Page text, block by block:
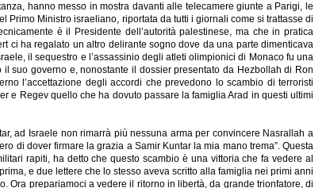
hanno messo in mostra davanti alle telecamere giunte a Parigi, le
Primo Ministro israeliano, riportata da tutti i giornali come si trattasse di
è il Presidente dell’autorità palestinese, ma che in pratica
ci ha regalato un altro delirante sogno dove da una parte dimenticava
il sequestro e l’assassinio degli atleti olimpionici di Monaco fu una
suo governo e, nonostante il dossier presentato da Hezbollah di Ron
l’accettazione degli accordi che prevedono lo scambio di terroristi
e Regev quello che ha dovuto passare la famiglia Arad in questi ultimi
ad Israele non rimarrà più nessuna arma per convincere Nasrallah a
di dover firmare la grazia a Samir Kuntar la mia mano trema”. Questa
rapiti, ha detto che questo scambio è una vittoria che fa vedere al
e due lettere che lo stesso aveva scritto alla famiglia nei primi anni
Ora prepariamoci a vedere il ritorno in libertà, da grande trionfatore, di